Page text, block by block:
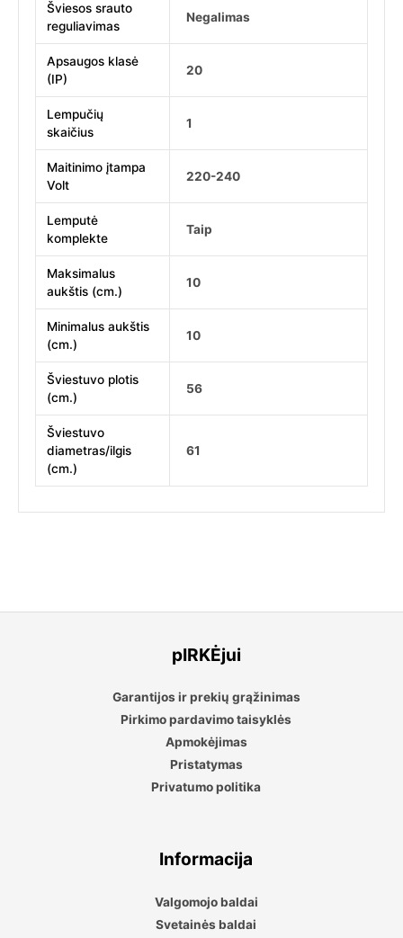
Šviesos srauto
reguliavimas
Negalimas
Apsaugos klasė
(IP)
20
Lempučių
skaičius
1
Maitinimo įtampa
Volt
220-240
Lemputė
komplekte
Taip
Maksimalus
aukštis (cm.)
10
Minimalus aukštis
(cm.)
10
Šviestuvo plotis
(cm.)
56
Šviestuvo
diametras/ilgis
(cm.)
61
pIRKĖjui
Garantijos ir prekių grąžinimas
Pirkimo pardavimo taisyklės
Apmokėjimas
Pristatymas
Privatumo politika
Informacija
Valgomojo baldai
Svetainės baldai